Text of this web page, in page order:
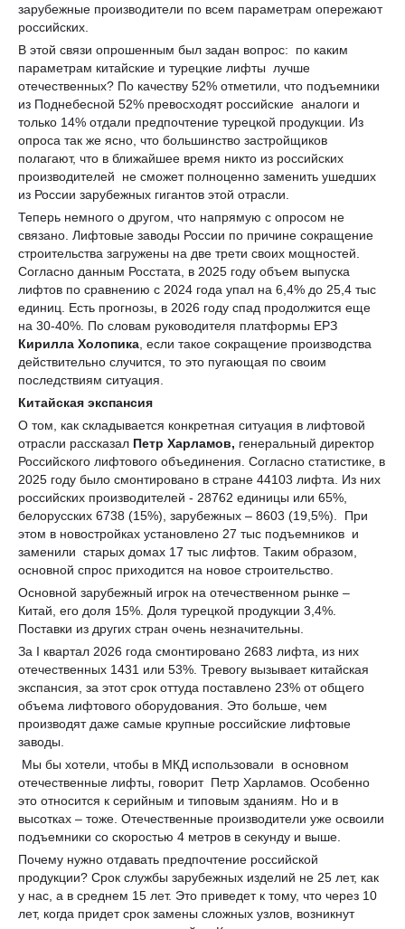
зарубежные производители по всем параметрам опережают
российских.
В этой связи опрошенным был задан вопрос: по каким
параметрам китайские и турецкие лифты лучше
отечественных? По качеству 52% отметили, что подъемники
из Поднебесной 52% превосходят российские аналоги и
только 14% отдали предпочтение турецкой продукции. Из
опроса так же ясно, что большинство застройщиков
полагают, что в ближайшее время никто из российских
производителей не сможет полноценно заменить ушедших
из России зарубежных гигантов этой отрасли.
Теперь немного о другом, что напрямую с опросом не
связано. Лифтовые заводы России по причине сокращение
строительства загружены на две трети своих мощностей.
Согласно данным Росстата, в 2025 году объем выпуска
лифтов по сравнению с 2024 года упал на 6,4% до 25,4 тыс
единиц. Есть прогнозы, в 2026 году спад продолжится еще
на 30-40%. По словам руководителя платформы ЕРЗ
Кирилла Холопика , если такое сокращение производства
действительно случится, то это пугающая по своим
последствиям ситуация.
Китайская экспансия
О том, как складывается конкретная ситуация в лифтовой
отрасли рассказал Петр Харламов, генеральный директор
Российского лифтового объединения. Согласно статистике, в
2025 году было смонтировано в стране 44103 лифта. Из них
российских производителей - 28762 единицы или 65%,
белорусских 6738 (15%), зарубежных – 8603 (19,5%). При
этом в новостройках установлено 27 тыс подъемников и
заменили старых домах 17 тыс лифтов. Таким образом,
основной спрос приходится на новое строительство.
Основной зарубежный игрок на отечественном рынке –
Китай, его доля 15%. Доля турецкой продукции 3,4%.
Поставки из других стран очень незначительны.
За I квартал 2026 года смонтировано 2683 лифта, из них
отечественных 1431 или 53%. Тревогу вызывает китайская
экспансия, за этот срок оттуда поставлено 23% от общего
объема лифтового оборудования. Это больше, чем
производят даже самые крупные российские лифтовые
заводы.
Мы бы хотели, чтобы в МКД использовали в основном
отечественные лифты, говорит Петр Харламов. Особенно
это относится к серийным и типовым зданиям. Но и в
высотках – тоже. Отечественные производители уже освоили
подъемники со скоростью 4 метров в секунду и выше.
Почему нужно отдавать предпочтение российской
продукции? Срок службы зарубежных изделий не 25 лет, как
у нас, а в среднем 15 лет. Это приведет к тому, что через 10
лет, когда придет срок замены сложных узлов, возникнут